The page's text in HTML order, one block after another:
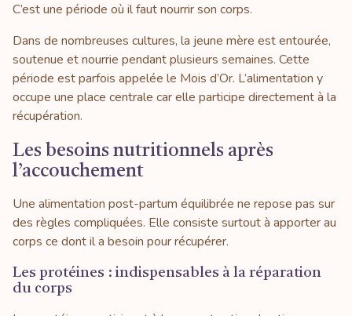
C’est une période où il faut nourrir son corps.
Dans de nombreuses cultures, la jeune mère est entourée,
soutenue et nourrie pendant plusieurs semaines. Cette
période est parfois appelée le Mois d’Or. L’alimentation y
occupe une place centrale car elle participe directement à la
récupération.
Les besoins nutritionnels après
l’accouchement
Une alimentation post-partum équilibrée ne repose pas sur
des règles compliquées. Elle consiste surtout à apporter au
corps ce dont il a besoin pour récupérer.
Les protéines : indispensables à la réparation
du corps